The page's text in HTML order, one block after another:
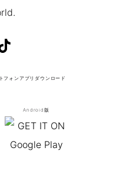
フォンアプリ ダウンロード
Android版